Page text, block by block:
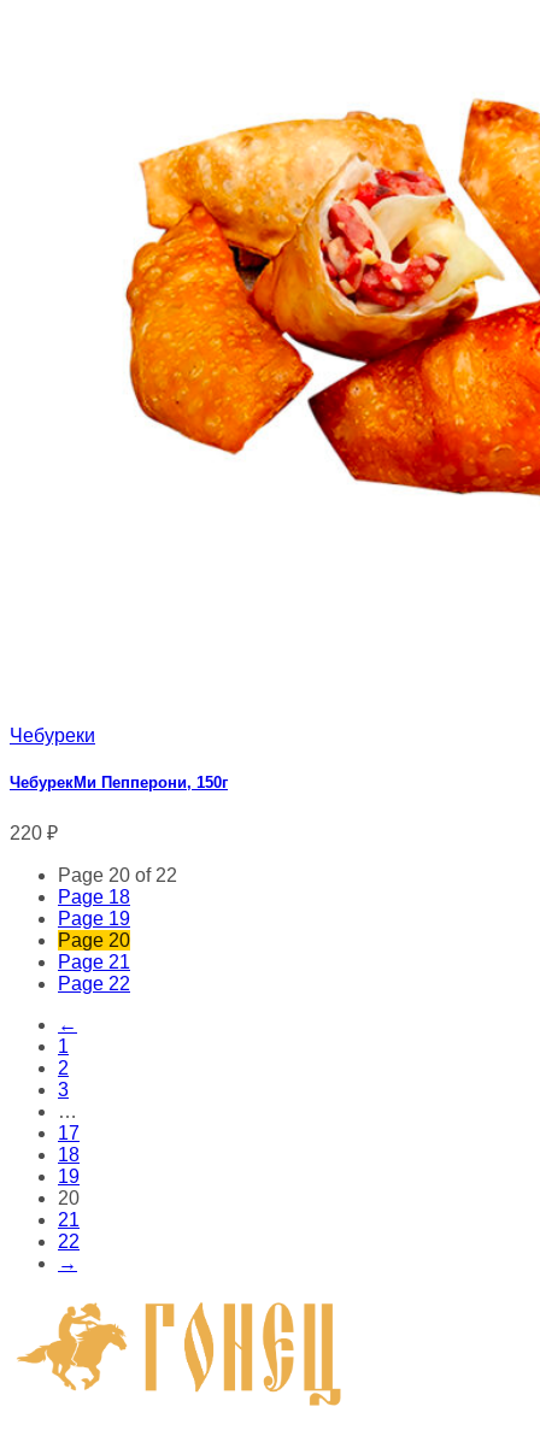
Чебуреки
ЧебурекМи Пепперони, 150г
220 ₽
Page 20 of 22
Page 18
Page 19
Page 20
Page 21
Page 22
←
1
2
3
…
17
18
19
20
21
22
→